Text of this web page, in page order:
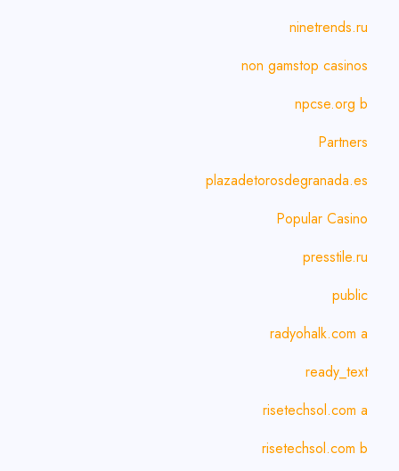
ninetrends.ru
non gamstop casinos
npcse.org b
Partners
plazadetorosdegranada.es
Popular Casino
presstile.ru
public
radyohalk.com a
ready_text
risetechsol.com a
risetechsol.com b